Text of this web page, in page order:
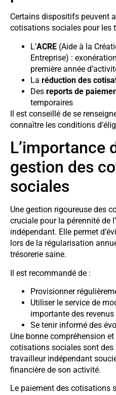
Certains dispositifs peuvent
cotisations sociales pour les
L’ACRE (Aide à la
Entreprise) :
première année
La réduction des
Des reports de
temporaires
Il est conseillé de se
connaître les conditions
L’importance
gestion des
sociales
Une gestion rigoureuse des
cruciale pour la pérennité de
indépendant. Elle permet
lors de la régularisation
trésorerie saine.
Il est recommandé de :
Provisionner
Utiliser le service de
importante des revenus
Se tenir informé des
Une bonne compréhension
cotisations sociales sont
travailleur indépendant
financière de son activité.
Le paiement des cotisations